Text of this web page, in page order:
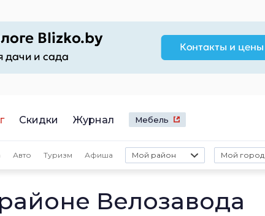
Скидки Журнал Мебель
Авто Туризм Афиша Мой район Мой город
Велозавода